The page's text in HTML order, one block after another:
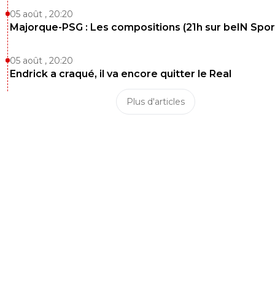
05 août , 20:20
Majorque-PSG : Les compositions (21h sur beIN
05 août , 20:20
Endrick a craqué, il va encore quitter le Real
Plus d'articles